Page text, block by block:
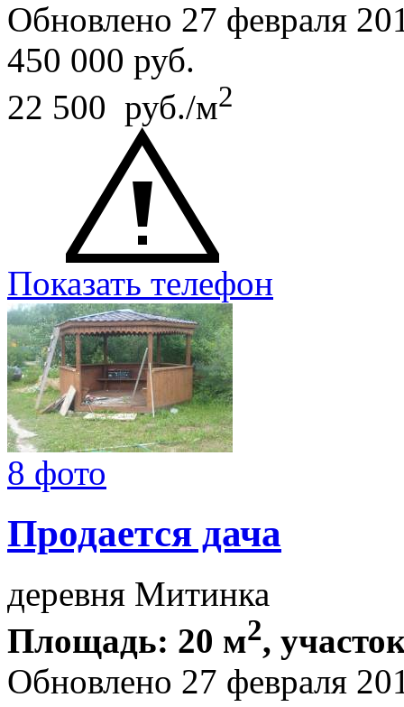
Обновлено 27 февраля
450 000 руб.
22 500 руб./м2
Показать телефон
8 фото
Продается дача
деревня Митинка
Площадь: 20 м2,
Обновлено 27 февраля